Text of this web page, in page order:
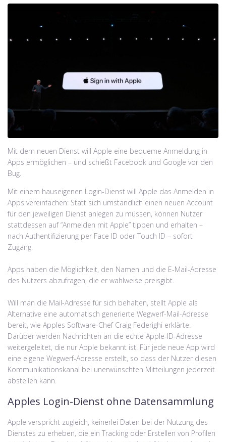
Mit dem neuen Dienst will Apple eine bequeme Anmeldung in
Apps ermöglichen – und schießt Facebook und Google vor den
Bug.
Mit einem hauseigenen Login-Dienst will Apple das Anmelden in
Apps vereinfachen: Statt sich umständlich einen neuen Account
für den jeweiligen Dienst anlegen zu müssen, können Nutzer
stattdessen auf “Anmelden mit Apple” tippen und erhalten –
nach Authentifizierung per Face ID oder Touch ID – sofort
Zugang.
Apps haben die Möglichkeit, den Namen und die E-Mail-Adresse
des Nutzers abzufragen, die er wahlweise preisgibt.
Will man die Mail-Adresse für sich behalten, stellt Apple als
Alternative eine automatisch generierte Wegwerf-Mail-Adresse
bereit, wie Apples Software-Chef Craig Federighi erklärte.
Darüber werden Nachrichten an die echte Apple-ID-Adresse
weitergeleitet, die nur Apple bekannt ist. Für jede neue App wird
eine eigene Wegwerf-Adresse erstellt, so dass der Nutzer diesen
Kommunikationskanal bei unerwünschten Mitteilungen jederzeit
abstellen kann.
Apples Login-Dienst ohne Datensammlung
Apple verspricht zugleich, keinerlei Daten bei der Nutzung des
Dienstes zu erheben, die ein Tracking oder Erstellen von Profilen